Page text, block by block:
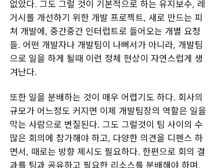
없았다. 그도 그럴 것이 기본적으로 하는 유지보수, 레
거시를 개선하기 위한 개발 프로젝트, 새로 만드는 피
쳐 개발에, 중간중간 인터럽트로 들어오는 개별 요청
들. 어떤 개발자나 개발팀이 나뻐서가 아니라, 개발팀
으로 일을 하게 될때 이런 정체 현상이 자연스럽게 생
겨난다.
또한 일을 분배하는 것이 매우 어렵기도 하다. 회사의
규모가 어느정도 커지면 이제 개발팀장의 역할은 일을
막는 사람으로 변질된다. 그도 그럴것이 팀 사이의 수
많은 회의에 참가해야 하고, 다양한 의견을 디펜스 하
면서, 때로는 방향 제시도 필요하다. 한편으로 회의 결
과를 팀과 공유하고 필요한 리소스를 분배해야 하며,